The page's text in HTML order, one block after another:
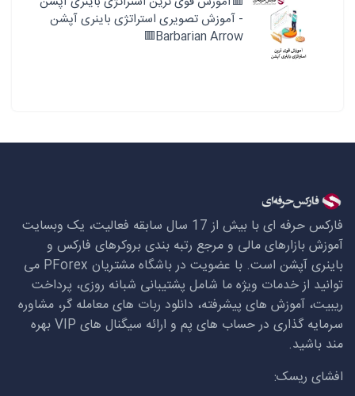
- آموزش تصویری استراتژی باینری آپشن
Barbarian Arrow🟥
فارکس حرفه ای با بیش از 17 سال سابقه فعالیت، یک وبسایت
آموزش بازارهای مالی و مرجع رتبه بندی بروکرهای فارکس و
باینری آپشن است. با عضویت در باشگاه مشتریان PForex می
توانید از خدمات ویژه ما شامل پشتیبانی شبانه روزی، پرداخت
ریبیت، آموزش های پیشرفته، دانلود ربات های معامله گر، مشاوره
سرمایه گذاری در حساب های پم و ارائه سیگنال های VIPبهره
مند باشید.
افشای ریسک: